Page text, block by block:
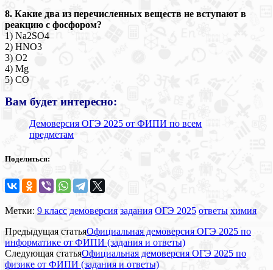
8. Какие два из перечисленных веществ не вступают в
реакцию с фосфором?
1) Na2SО4
2) HNO3
3) O2
4) Mg
5) CO
Вам будет интересно:
Демоверсия ОГЭ 2025 от ФИПИ по всем
предметам
Поделиться:
Метки: 9 класс демоверсия задания ОГЭ 2025 ответы химия
Предыдущая статьяОфициальная демоверсия ОГЭ 2025 по
информатике от ФИПИ (задания и ответы)
Следующая статьяОфициальная демоверсия ОГЭ 2025 по
физике от ФИПИ (задания и ответы)